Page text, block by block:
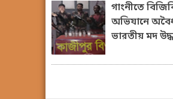
গাংনীতে
অভিযানে
ভারতীয় মদ